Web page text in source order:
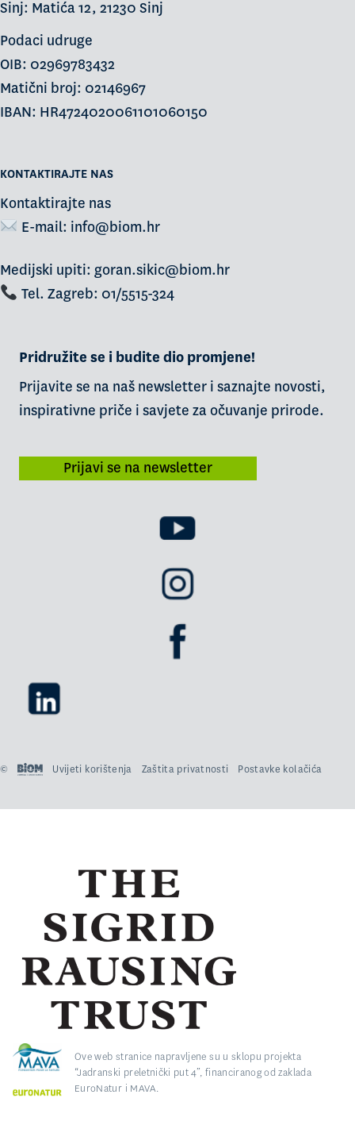
Sinj: Matića 12, 21230 Sinj
Podaci udruge
OIB: 02969783432
Matični broj: 02146967
IBAN: HR4724020061101060150
KONTAKTIRAJTE NAS
Kontaktirajte nas
E-mail: info@biom.hr
Medijski upiti: goran.sikic@biom.hr
Tel. Zagreb: 01/5515-324
Pridružite se i budite dio promjene!
Prijavite se na naš newsletter i saznajte novosti,
inspirativne priče i savjete za očuvanje prirode.
Prijavi se na newsletter
© Uvijeti korištenja Zaštita privatnosti Postavke kolačića
Ove web stranice napravljene su u sklopu projekta
“Jadranski preletnički put 4”, financiranog od zaklada
EuroNatur i MAVA.